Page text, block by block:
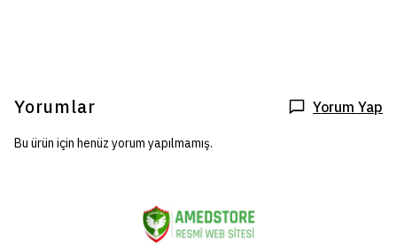
Yorumlar Yorum Yap
Bu ürün için henüz yorum yapılmamış.